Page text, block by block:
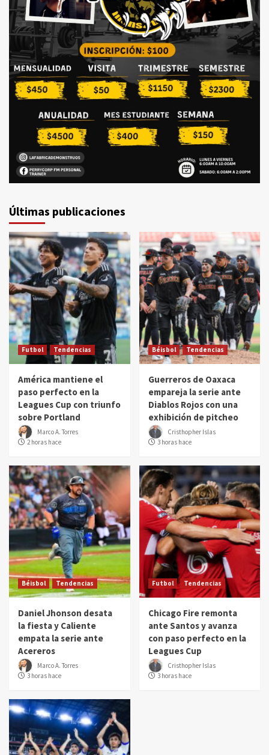
Últimas publicaciones
Futbol Tendencias
América mantiene el
paso perfecto en la
Leagues Cup con triunfo
sobre Portland
Marco A. Torres
2 horas hace
Béisbol Tendencias
Guerreros de Oaxaca
empareja la serie ante
Diablos Rojos con una
exhibición de pitcheo
Cristhopher Islas
3 horas hace
Béisbol Tendencias
Daniel Jhonson desata
la fiesta y Caliente
empata la serie ante
Acereros
Marco A. Torres
3 horas hace
Futbol Tendencias
Chicago Fire remonta
ante Santos y avanza
con paso perfecto en la
Leagues Cup
Cristhopher Islas
3 horas hace